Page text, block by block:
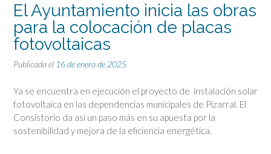
El Ayuntamiento inicia las obras
para la colocación de placas
fotovoltaicas
Publicada el 16 de enero de 2025
Ya se encuentra en ejecución el proyecto de instalación solar
fotovoltaica en las dependencias municipales de Pizarral. El
Consistorio da así un paso más en su apuesta por la
sostenibilidad y mejora de la eficiencia energética.